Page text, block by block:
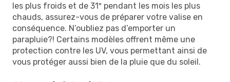
les plus froids et de 31º pendant les mois les plus
chauds, assurez-vous de préparer votre valise en
conséquence. N’oubliez pas d’emporter un
parapluie?! Certains modèles offrent même une
protection contre les UV, vous permettant ainsi de
vous protéger aussi bien de la pluie que du soleil.